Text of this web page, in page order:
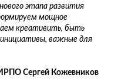
этапа развития
мощное
креативить, быть
важные для
Сергей Кожевников